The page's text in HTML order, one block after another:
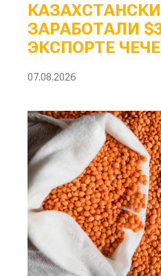
ЗАРАБОТАЛИ
ЭКСПОРТЕ
07.08.2026